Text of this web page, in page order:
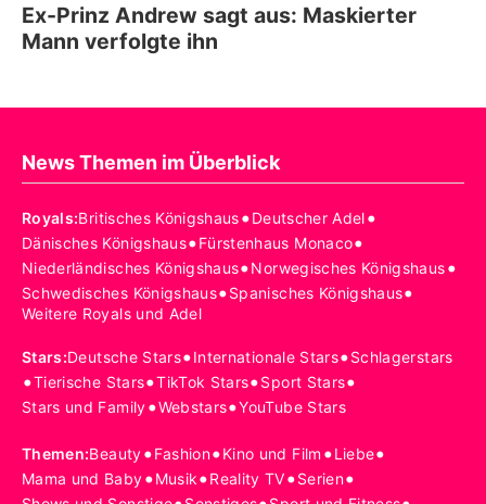
Ex-Prinz Andrew sagt aus: Maskierter
Mann verfolgte ihn
News Themen im Überblick
Royals:Britisches Königshaus•Deutscher Adel•
Dänisches Königshaus•Fürstenhaus Monaco•
Niederländisches Königshaus•Norwegisches Königshaus•
Schwedisches Königshaus•Spanisches Königshaus•
Weitere Royals und Adel
Stars:Deutsche Stars•Internationale Stars•Schlagerstars
•Tierische Stars•TikTok Stars•Sport Stars•
Stars und Family•Webstars•YouTube Stars
Themen:Beauty•Fashion•Kino und Film •Liebe•
Mama und Baby•Musik•Reality TV•Serien•